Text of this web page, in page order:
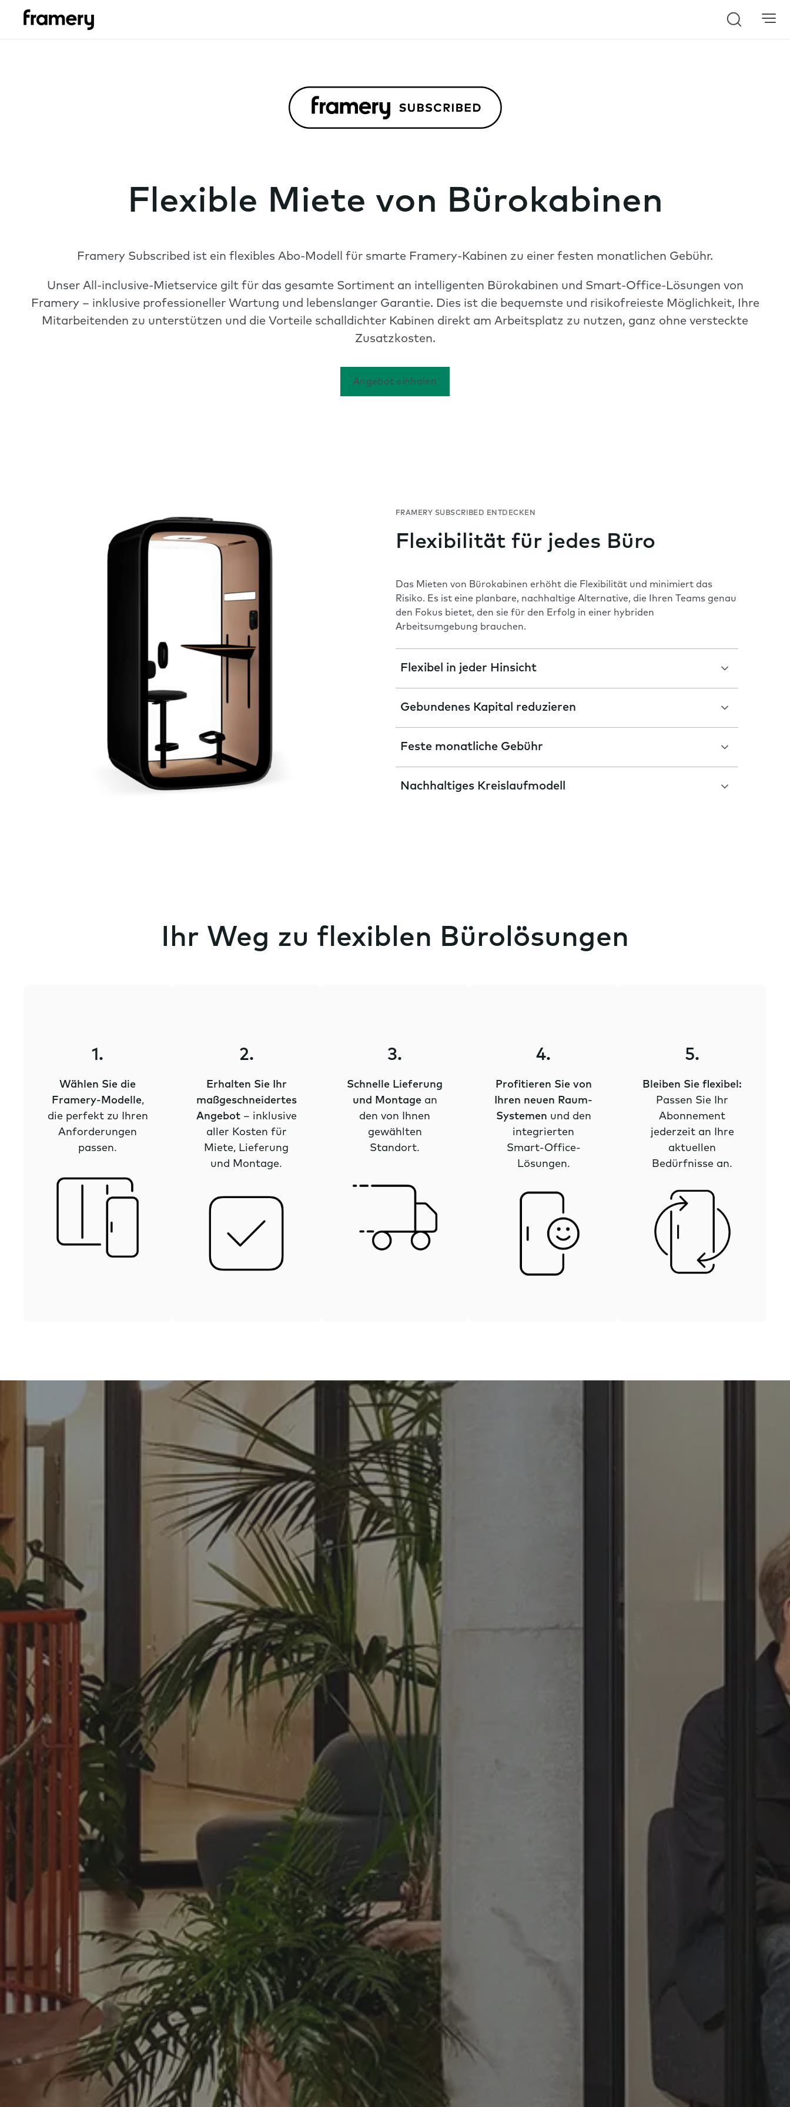
Search
Flexible Miete von Bürokabinen
Framery Subscribed ist ein flexibles Abo-Modell für smarte Framery-Kabinen zu einer festen monatlichen Gebühr.
Unser All-inclusive-Mietservice gilt für das gesamte Sortiment an intelligenten Bürokabinen und Smart-Office-Lösungen von
Framery – inklusive professioneller Wartung und lebenslanger Garantie. Dies ist die bequemste und risikofreieste Möglichkeit, Ihre
Mitarbeitenden zu unterstützen und die Vorteile schalldichter Kabinen direkt am Arbeitsplatz zu nutzen, ganz ohne versteckte
Zusatzkosten.
Angebot einholen
FRAMERY SUBSCRIBED ENTDECKEN
Flexibilität für jedes Büro
Das Mieten von Bürokabinen erhöht die Flexibilität und minimiert das
Risiko. Es ist eine planbare, nachhaltige Alternative, die Ihren Teams genau
den Fokus bietet, den sie für den Erfolg in einer hybriden
Arbeitsumgebung brauchen.
Flexibel in jeder Hinsicht
Gebundenes Kapital reduzieren
Feste monatliche Gebühr
Nachhaltiges Kreislaufmodell
Ihr Weg zu flexiblen Bürolösungen
1.
Wählen Sie die
Framery-Modelle,
die perfekt zu Ihren
Anforderungen
passen.
2.
Erhalten Sie Ihr
maßgeschneidertes
Angebot– inklusive
aller Kosten für
Miete, Lieferung
und Montage.
3.
Schnelle Lieferung
und Montagean
den von Ihnen
gewählten
Standort.
4.
Profitieren Sie von
Ihren neuen Raum-
Systemen und den
integrierten
Smart-Office-
Lösungen.
5.
Bleiben Sie flexibel:
Passen Sie Ihr
Abonnement
jederzeit an Ihre
aktuellen
Bedürfnisse an.